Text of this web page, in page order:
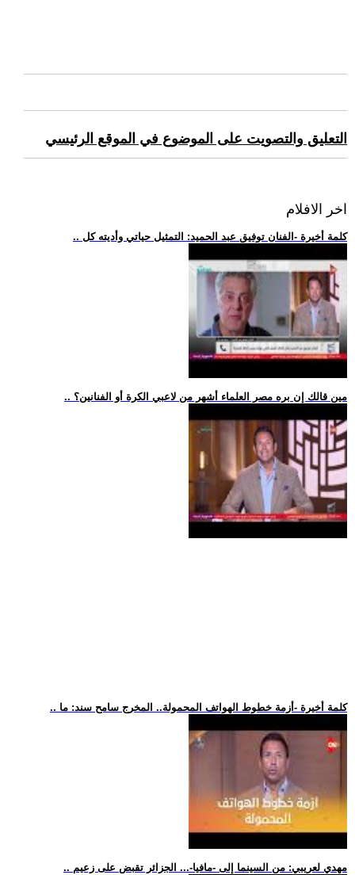
التعليق والتصويت على الموضوع في الموقع الرئيسي
اخر الافلام
.. كلمة أخيرة -الفنان توفيق عبد الحميد: التمثيل حياتي وأديته كل
.. مين قالك إن بره مصر العلماء أشهر من لاعبي الكرة أو الفنانين؟
.. كلمة أخيرة -أزمة خطوط الهواتف المحمولة.. المخرج سامح سند: ما
.. مهدي لعريبي: من السينما إلى -مافيا-... الجزائر تقبض على زعيم